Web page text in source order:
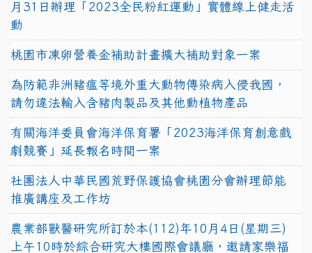
月31日辦理「2023全民粉紅運動」實體線上健走活
動
桃園市凍卵營養金補助計畫擴大補助對象一案
為防範非洲豬瘟等境外重大動物傳染病入侵我國，
請勿違法輸入含豬肉製品及其他動植物產品
有關海洋委員會海洋保育署「2023海洋保育創意戲
劇競賽」延長報名時間一案
社團法人中華民國荒野保護協會桃園分會辦理節能
推廣講座及工作坊
農業部獸醫研究所訂於本(112)年10月4日(星期三)
上午10時於綜合研究大樓國際會議廳，邀請家樂福